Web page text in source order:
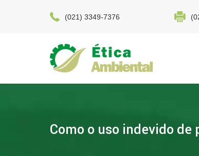
(021) 3349-7376
Como o uso indevido